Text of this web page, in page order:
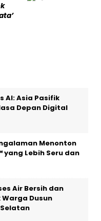
AI: Asia Pasifik
Depan Digital
Menonton
yang Lebih Seru dan
Air Bersih dan
Dusun